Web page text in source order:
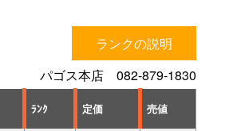
ランクの説明
パゴス本店 082-879-1830
ﾗﾝｸ 定価 売値